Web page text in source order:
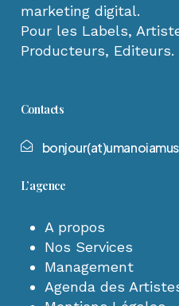
marketing digital.
Pour les Labels,
Producteurs, Editeurs.
Contacts
bonjour(at)umanoiamus
L’agence
A propos
Nos Services
Management
Agenda des